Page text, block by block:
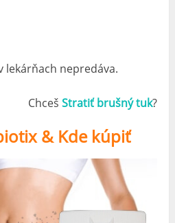
lekárňach nepredáva.
Chceš Stratiť brušný tuk?
& Kde kúpiť